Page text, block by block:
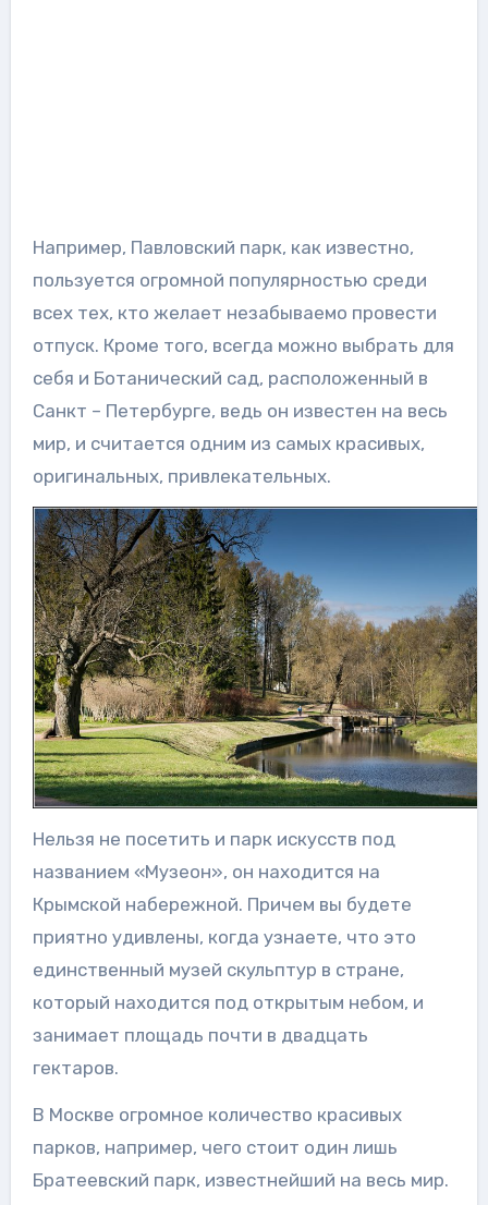
Например, Павловский парк, как известно,
пользуется огромной популярностью среди
всех тех, кто желает незабываемо провести
отпуск. Кроме того, всегда можно выбрать для
себя и Ботанический сад, расположенный в
Санкт – Петербурге, ведь он известен на весь
мир, и считается одним из самых красивых,
оригинальных, привлекательных.
Нельзя не посетить и парк искусств под
названием «Музеон», он находится на
Крымской набережной. Причем вы будете
приятно удивлены, когда узнаете, что это
единственный музей скульптур в стране,
который находится под открытым небом, и
занимает площадь почти в двадцать
гектаров.
В Москве огромное количество красивых
парков, например, чего стоит один лишь
Братеевский парк, известнейший на весь мир.